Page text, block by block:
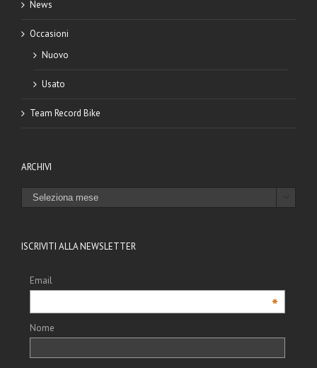
News
Occasioni
Nuovo
Usato
Team Record Bike
ARCHIVI
ARCHIVI
ISCRIVITI ALLA NEWSLETTER
Email
*
Nome